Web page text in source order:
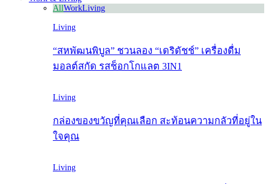
AllWorkLiving
Living
“สหพัฒนพิบูล” ชวนลอง “เดริดัชช์” เครื่องดื่ม
มอลต์สกัด รสช็อกโกแลต 3IN1
Living
กล่องของขวัญที่คุณเลือก สะท้อนความกลัวที่อยู่ใน
ใจคุณ
Living